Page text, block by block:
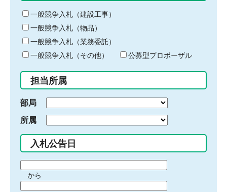
キ
ー
ワ
ー
ド
入
力
一般競争入札（建設工事）
一般競争入札（物品）
一般競争入札（業務委託）
一般競争入札（その他）
公募型プロポーザル
担当所属
部局
所属
入札公告日
間から